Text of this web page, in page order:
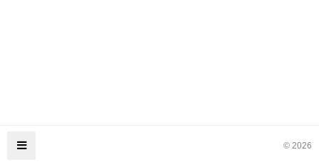
© 2026